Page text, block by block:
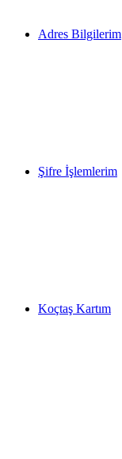
Adres Bilgilerim
Şifre İşlemlerim
Koçtaş Kartım